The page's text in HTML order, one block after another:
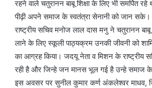
रहने वाले चतुरानन बाबू शिक्षा के लिए भी
पीढ़ी अपने समाज के स्वतंत्रा सेनानी को जान सके।
राष्ट्रीय सचिव मनोज लाल दास मनु ने चतुरानन
लाने के लिए स्कूली पाठ्यक्रम उनकी जीवनी को
का आग्रह किया। जदयू नेता व मिशन के राष्ट्रीय
रही है और जिन्हे जन मानस भूल गई है उन्हे समाज के
इस अवसर पर सुनील कुमार कर्ण अंकलेश्वर माधव,